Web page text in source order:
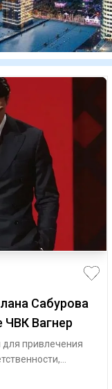
Сабурова
ЧВК Вагнер
привлечения